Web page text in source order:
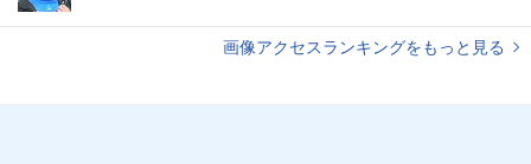
画像アクセスランキングをもっと見る